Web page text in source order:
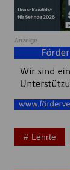
Anzeige
Lehrte